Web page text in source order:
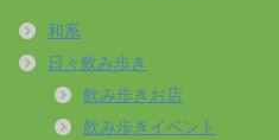
和系
日々飲み歩き
飲み歩きお店
飲み歩きイベント